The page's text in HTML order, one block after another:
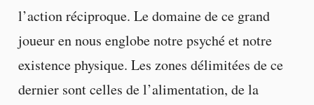
l’action réciproque. Le domaine de ce grand
joueur en nous englobe notre psyché et notre
existence physique. Les zones délimitées de ce
dernier sont celles de l’alimentation, de la